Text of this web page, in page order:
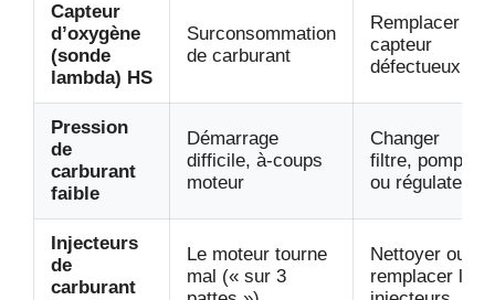
Capteur
d’oxygène
(sonde
lambda) HS
Surconsommation
de carburant
Remplacer le
capteur
défectueux
Pression
de
carburant
faible
Démarrage
difficile, à-coups
moteur
Changer
filtre, pompe
ou régulateur
Injecteurs
de
carburant
Le moteur tourne
mal (« sur 3
Nettoyer ou
remplacer les